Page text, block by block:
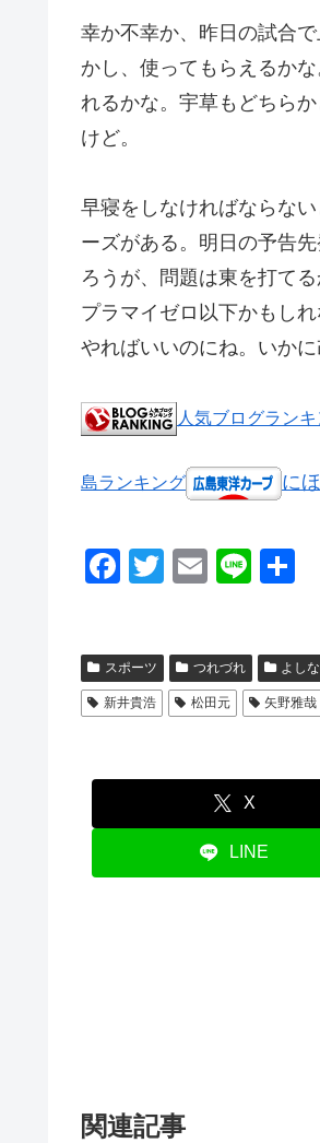
幸か不幸か、昨日の試合
かし、使ってもらえるか
れるかな。宇草もどちら
けど。
早寝をしなければならな
ーズがある。明日の予告
ろうが、問題は東を打て
プラマイゼロ以下かもし
やればいいのにね。いか
人気ブログラン
島ランキング に
F
e
b
o
T
er
E
Li
スポーツ つれづれ よし
新井貴浩 松田元 矢野雅哉
X
LINE
関連記事